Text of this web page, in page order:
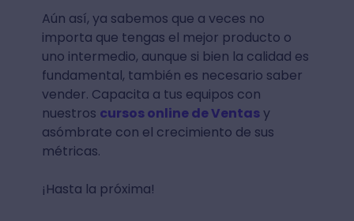
Aún así, ya sabemos que a veces no
importa que tengas el mejor producto o
uno intermedio, aunque si bien la calidad es
fundamental, también es necesario saber
vender. Capacita a tus equipos con
nuestros cursos online de Ventasy
asómbrate con el crecimiento de sus
métricas.
¡Hasta la próxima!